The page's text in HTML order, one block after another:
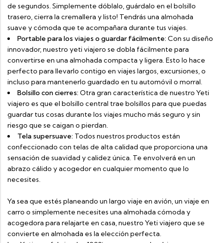
de segundos. Simplemente dóblalo, guárdalo en el bolsillo
trasero, cierra la cremallera y listo! Tendrás una almohada
suave y cómoda que te acompañara durante tus viajes.
Portable para los viajes o guardar fácilmente: Con su diseño
innovador, nuestro yeti viajero se dobla fácilmente para
convertirse en una almohada compacta y ligera. Esto lo hace
perfecto para llevarlo contigo en viajes largos, excursiones, o
incluso para mantenerlo guardado en tu automóvil o morral.
Bolsillo con cierres: Otra gran característica de nuestro Yeti
viajero es que el bolsillo central trae bolsillos para que puedas
guardar tus cosas durante los viajes mucho más seguro y sin
riesgo que se caigan o pierdan.
Tela supersuave: Todos nuestros productos están
confeccionado con telas de alta calidad que proporciona una
sensación de suavidad y calidez única. Te envolverá en un
abrazo cálido y acogedor en cualquier momento que lo
necesites.
Ya sea que estés planeando un largo viaje en avión, un viaje en
carro o simplemente necesites una almohada cómoda y
acogedora para relajarte en casa, nuestro Yeti viajero que se
convierte en almohada es la elección perfecta.